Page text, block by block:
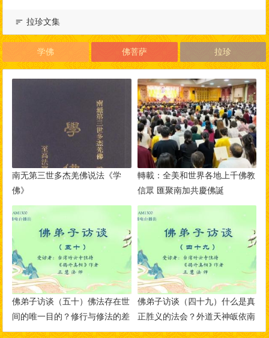
拉珍文集
学佛 佛菩萨 拉珍
南无第三世多杰羌佛说法《学
佛》
轉載：全美和世界各地上千佛教
信眾 匯聚南加共慶佛誕
佛弟子访谈（五十）佛法存在世
间的唯一目的？修行与修法的差
别，如何做到三业相应？
佛弟子访谈（四十九）什么是真
正胜义的法会？外道天神皈依南
无羌佛的事迹